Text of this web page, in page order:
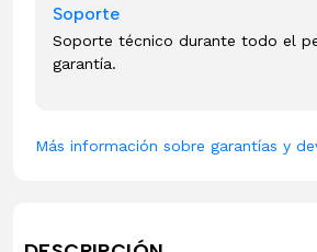
Soporte
Soporte técnico durante todo el
garantía.
Más información sobre garantías y